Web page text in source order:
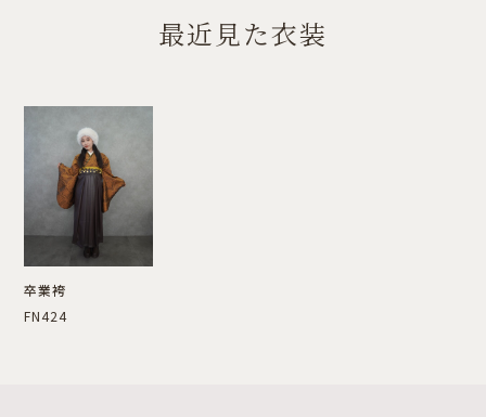
最近見た衣装
卒業袴
FN424